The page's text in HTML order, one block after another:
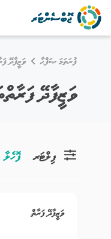
ފުރަތަމަ ޞަފްޙާ ވަޒީފާދޭ
ވަޒީފާދޭ
ފޮހެލާ
ވަޒީފާދޭ ފަރާތް